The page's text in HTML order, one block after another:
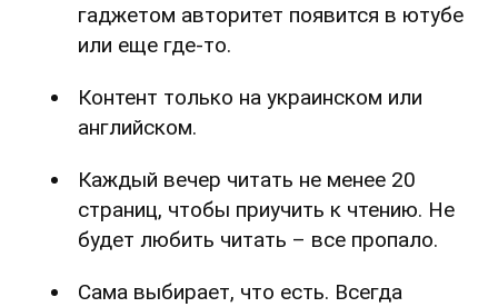
гаджетом авторитет появится в ютубе
или еще где-то.
Контент только на украинском или
английском.
Каждый вечер читать не менее 20
страниц, чтобы приучить к чтению. Не
будет любить читать – все пропало.
Сама выбирает, что есть. Всегда